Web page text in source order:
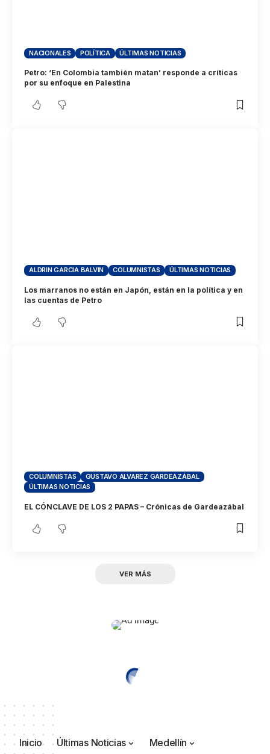
NACIONALES POLÍTICA ÚLTIMAS NOTICIAS
Petro: ‘En Colombia también matan’ responde a críticas
por su enfoque en Palestina
ALDRIN GARCIA BALVIN COLUMNISTAS ÚLTIMAS NOTICIAS
Los marranos no están en Japón, están en la política y en
las cuentas de Petro
COLUMNISTAS
GUSTAVO ÁLVAREZ GARDEAZÁBAL
ÚLTIMAS NOTICIAS
EL CÓNCLAVE DE LOS 2 PAPAS – Crónicas de Gardeazábal
VER MÁS
Inicio Últimas Noticias Medellín